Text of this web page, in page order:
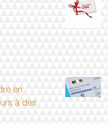
en
à des